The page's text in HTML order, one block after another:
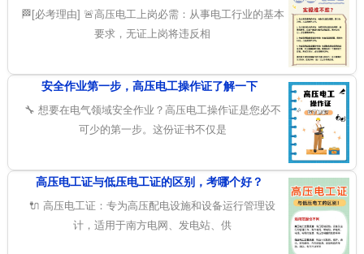
🏁[必考理由] 🚨高压电工上岗必需：从事电工行业的基本
要求，无证上岗将违反相
安全作业第一步，高压电工操作证了解一下
🔧 想要在电气领域安全作业？高压电工操作证是您必不
可少的第一步。这份证书不仅是
高压电工证与低压电工证的区别，考哪个好？
🔌 高压电工证：专为高压配电设施和设备运行管理设
计，适用于南方电网、发电站、供